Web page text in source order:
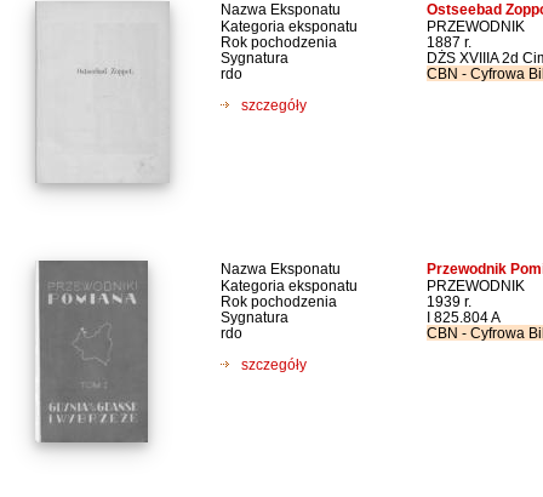
Nazwa Eksponatu Ostseebad
Kategoria eksponatu
PRZEWODNIK
Rok pochodzenia
1887 r.
Sygnatura
DŻS XVIIIA 2d
rdo
CBN - Cyfrowa
szczegóły
Nazwa Eksponatu Przewodnik
Kategoria eksponatu
PRZEWODNIK
Rok pochodzenia
1939 r.
Sygnatura
I 825.804 A
rdo
CBN - Cyfrowa
szczegóły